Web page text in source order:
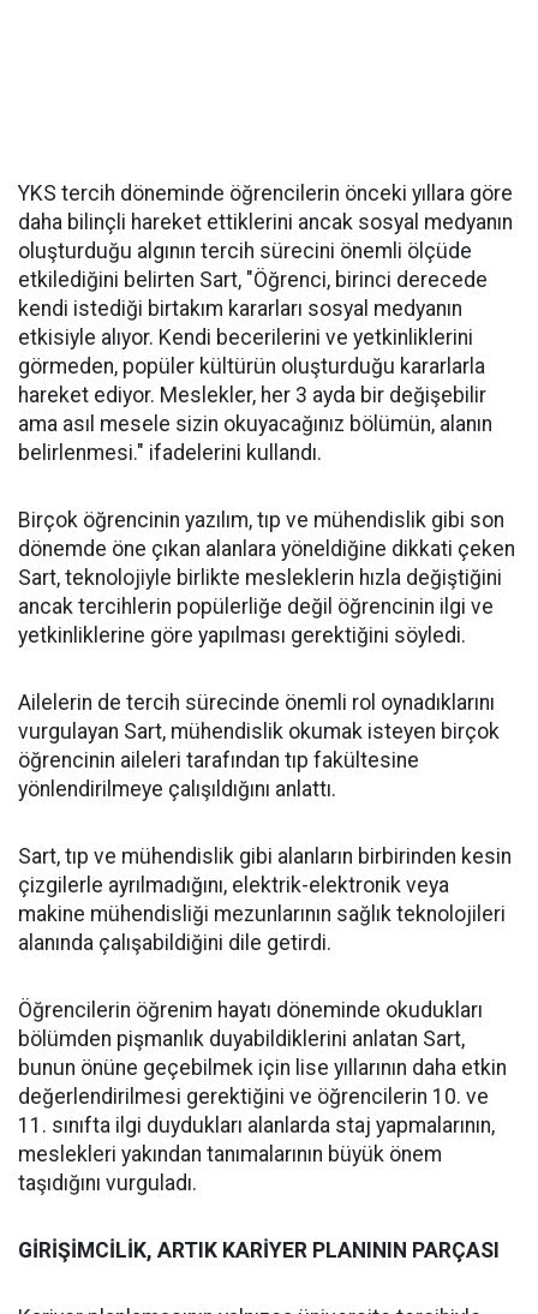
YKS tercih döneminde öğrencilerin önceki yıllara göre
daha bilinçli hareket ettiklerini ancak sosyal medyanın
oluşturduğu algının tercih sürecini önemli ölçüde
etkilediğini belirten Sart, "Öğrenci, birinci derecede
kendi istediği birtakım kararları sosyal medyanın
etkisiyle alıyor. Kendi becerilerini ve yetkinliklerini
görmeden, popüler kültürün oluşturduğu kararlarla
hareket ediyor. Meslekler, her 3 ayda bir değişebilir
ama asıl mesele sizin okuyacağınız bölümün, alanın
belirlenmesi." ifadelerini kullandı.
Birçok öğrencinin yazılım, tıp ve mühendislik gibi son
dönemde öne çıkan alanlara yöneldiğine dikkati çeken
Sart, teknolojiyle birlikte mesleklerin hızla değiştiğini
ancak tercihlerin popülerliğe değil öğrencinin ilgi ve
yetkinliklerine göre yapılması gerektiğini söyledi.
Ailelerin de tercih sürecinde önemli rol oynadıklarını
vurgulayan Sart, mühendislik okumak isteyen birçok
öğrencinin aileleri tarafından tıp fakültesine
yönlendirilmeye çalışıldığını anlattı.
Sart, tıp ve mühendislik gibi alanların birbirinden kesin
çizgilerle ayrılmadığını, elektrik-elektronik veya
makine mühendisliği mezunlarının sağlık teknolojileri
alanında çalışabildiğini dile getirdi.
Öğrencilerin öğrenim hayatı döneminde okudukları
bölümden pişmanlık duyabildiklerini anlatan Sart,
bunun önüne geçebilmek için lise yıllarının daha etkin
değerlendirilmesi gerektiğini ve öğrencilerin 10. ve
11. sınıfta ilgi duydukları alanlarda staj yapmalarının,
meslekleri yakından tanımalarının büyük önem
taşıdığını vurguladı.
GİRİŞİMCİLİK, ARTIK KARİYER PLANININ PARÇASI